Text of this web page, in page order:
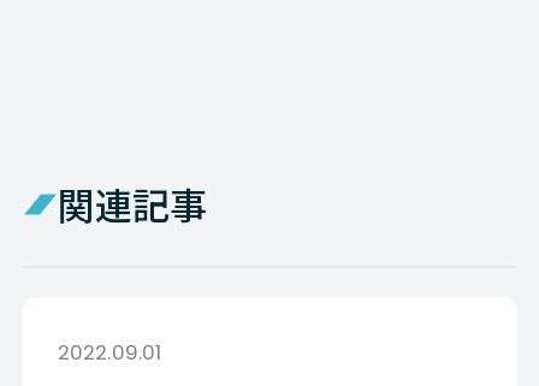
関連記事
2022.09.01